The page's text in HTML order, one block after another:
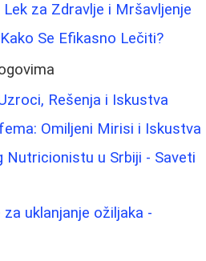
za Zdravlje i Mršavljenje
Se Efikasno Lečiti?
Rešenja i Iskustva
Omiljeni Mirisi i Iskustva
Nutricionistu u Srbiji - Saveti
uklanjanje ožiljaka -